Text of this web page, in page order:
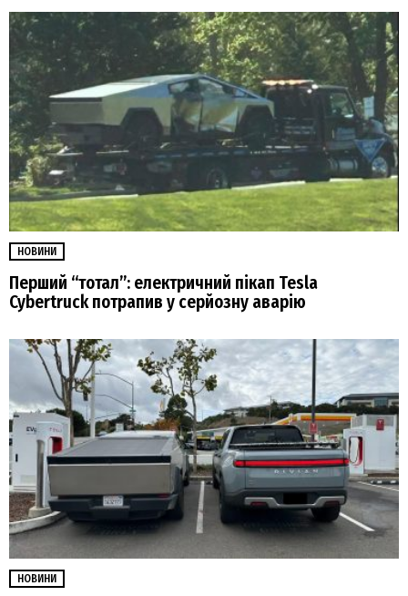
НОВИНИ
Перший “тотал”: електричний пікап Tesla
Cybertruck потрапив у серйозну аварію
НОВИНИ